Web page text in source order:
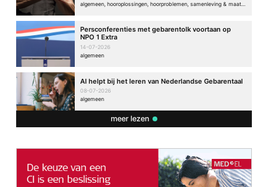
algemeen, hooroplossingen, hoorproblemen, samenleving & maatschappij
Persconferenties met gebarentolk voortaan op
NPO 1 Extra
14-07-2026
algemeen
AI helpt bij het leren van Nederlandse Gebarentaal
08-07-2026
algemeen
meer lezen